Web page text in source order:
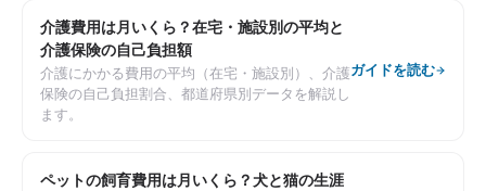
介護費用は月いくら？在宅・施設別の平均と
介護保険の自己負担額
介護にかかる費用の平均（在宅・施設別）、介護
保険の自己負担割合、都道府県別データを解説し
ます。
ガイドを読む
ペットの飼育費用は月いくら？犬と猫の生涯